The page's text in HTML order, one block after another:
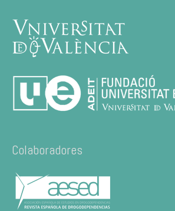
Colaboradores